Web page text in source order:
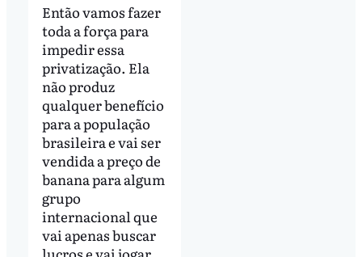
Então vamos fazer
toda a força para
impedir essa
privatização. Ela
não produz
qualquer benefício
para a população
brasileira e vai ser
vendida a preço de
banana para algum
grupo
internacional que
vai apenas buscar